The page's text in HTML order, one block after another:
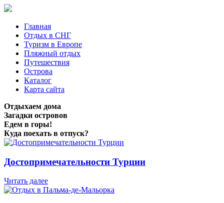
Главная
Отдых в СНГ
Туризм в Европе
Пляжный отдых
Путешествия
Острова
Каталог
Карта сайта
Отдыхаем дома
Загадки островов
Едем в горы!
Куда поехать в отпуск?
Достопримечательности Турции
Читать далее